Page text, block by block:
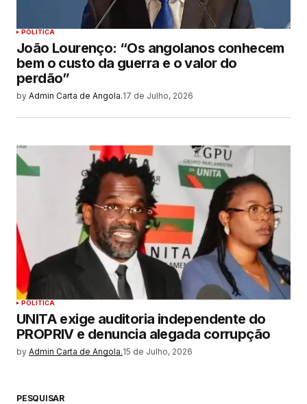
POLITICA
João Lourenço: “Os angolanos conhecem
bem o custo da guerra e o valor do
perdão”
by Admin Carta de Angola.17 de Julho, 2026
POLITICA
UNITA exige auditoria independente do
PROPRIV e denuncia alegada corrupção
by Admin Carta de Angola.15 de Julho, 2026
PESQUISAR